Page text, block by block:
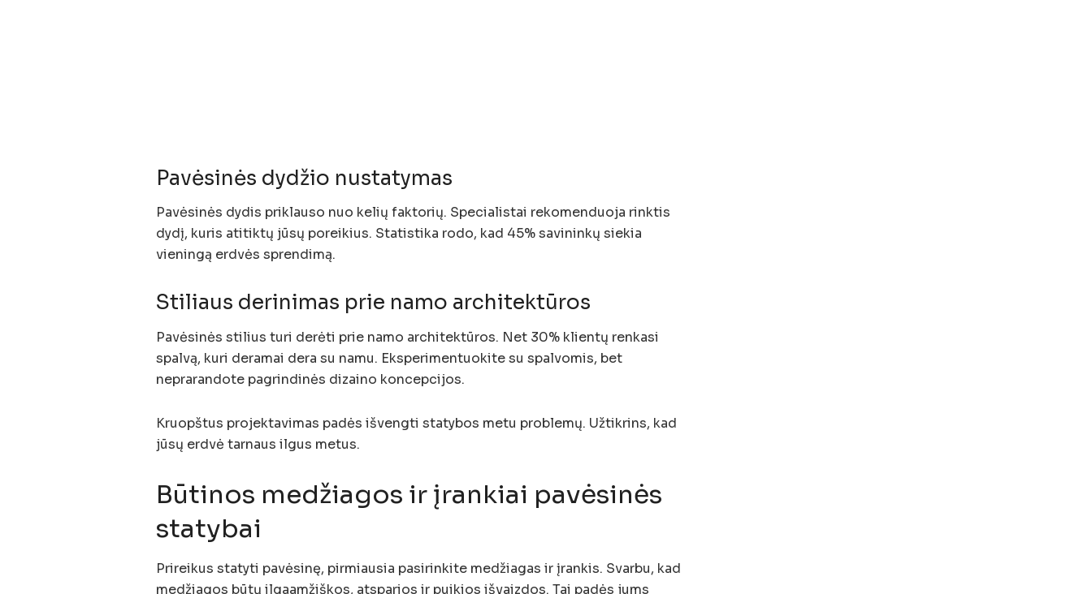
Pavėsinės dydžio nustatymas
Pavėsinės dydis priklauso nuo kelių faktorių. Specialistai rekomenduoja rinktis
dydį, kuris atitiktų jūsų poreikius. Statistika rodo, kad 45% savininkų siekia
vieningą erdvės sprendimą.
Stiliaus derinimas prie namo architektūros
Pavėsinės stilius turi derėti prie namo architektūros. Net 30% klientų renkasi
spalvą, kuri deramai dera su namu. Eksperimentuokite su spalvomis, bet
neprarandote pagrindinės dizaino koncepcijos.
Kruopštus projektavimas padės išvengti statybos metu problemų. Užtikrins, kad
jūsų erdvė tarnaus ilgus metus.
Būtinos medžiagos ir įrankiai pavėsinės
statybai
Prireikus statyti pavėsinę, pirmiausia pasirinkite medžiagas ir įrankis. Svarbu, kad
medžiagos būtų ilgaamžiškos, atsparios ir puikios išvaizdos. Tai padės jums